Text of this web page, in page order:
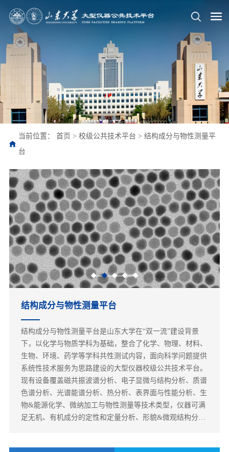
当前位置：首页 >校级公共技术平台 >结构成分与物性测量平
台
结构成分与物性测量平台
结构成分与物性测量平台是山东大学在“双一流”建设背景
下，以化学与物质学科为基础，整合了化学、物理、材料、
生物、环境、药学等学科共性测试内容，面向科学问题提供
系统性技术服务为思路建设的大型仪器校级公共技术平台。
现有设备覆盖磁共振波谱分析、电子显微与结构分析、质谱
色谱分析、光谱能谱分析、热分析、表界面与性能分析、生
物&能源化学、微纳加工与物性测量等技术类型，仪器可满
足无机、有机成分的定性和定量分析、形貌&微观结构分